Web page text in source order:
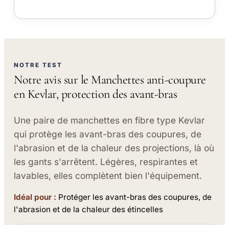
NOTRE TEST
Notre avis sur le Manchettes anti-coupure
en Kevlar, protection des avant-bras
Une paire de manchettes en fibre type Kevlar
qui protège les avant-bras des coupures, de
l'abrasion et de la chaleur des projections, là où
les gants s'arrêtent. Légères, respirantes et
lavables, elles complètent bien l'équipement.
Idéal pour : Protéger les avant-bras des coupures, de
l'abrasion et de la chaleur des étincelles